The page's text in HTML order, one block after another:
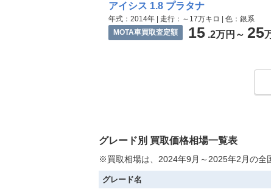
アイシス 1.8 プラタナ
年式：2014年 | 走行：～17万キロ | 色：銀系
MOTA車買取査定額
15 .2万円～ 25
グレード別 買取価格相場一覧表
※買取相場は、2024年9月～2025年2月の全
グレード名